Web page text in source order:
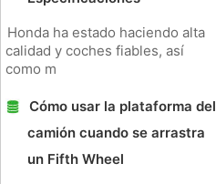
Honda ha estado haciendo alta
calidad y coches fiables, así
como m
Cómo usar la plataforma del
camión cuando se arrastra
un Fifth Wheel